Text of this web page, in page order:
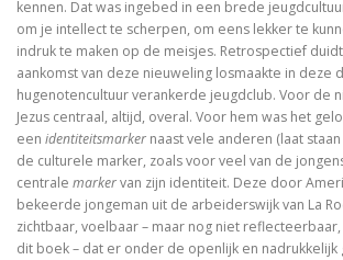
De Bijbel in de Lage Landen
Nieuw atheïsme, een kritische
Levensbeschouwing in het
kennen. Dat was ingebed in een brede
om je intellect te scherpen, om eens lekker te
indruk te maken op de meisjes. Retrospectief
aankomst van deze nieuweling losmaakte in deze
hugenotencultuur verankerde jeugdclub. Voor de
Jezus centraal, altijd, overal. Voor hem was het
een identiteitsmarker naast vele anderen (laat
de culturele marker, zoals voor veel van de
centrale markervan zijn identiteit. Deze door
bekeerde jongeman uit de arbeiderswijk van La
zichtbaar, voelbaar – maar nog niet
dit boek – dat er onder de openlijk en